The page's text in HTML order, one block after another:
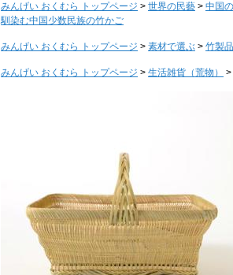
みんげい おくむら トップページ > 世界の民藝 > 中国
馴染む中国少数民族の竹かご
みんげい おくむら トップページ > 素材で選ぶ > 竹製品
みんげい おくむら トップページ > 生活雑貨（荒物） >